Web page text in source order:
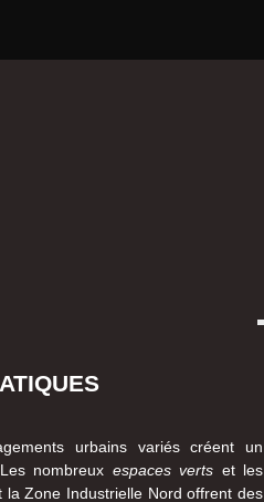
urbains variés créent un
nombreux espaces verts et les
Zone Industrielle Nord offrent des